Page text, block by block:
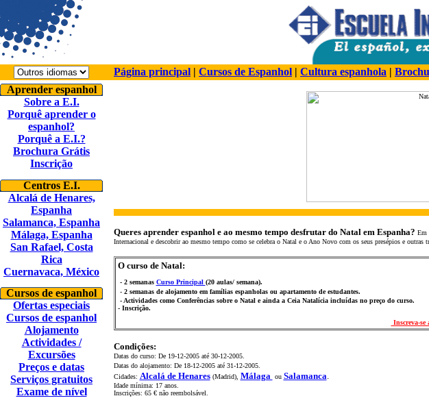
Página principal | Cursos de Espanhol | Cultura espanhola |
Aprender espanhol
Sobre a E.I.
Porquê aprender o
espanhol?
Porquê a E.I.?
Brochura Grátis
Inscrição
Centros E.I.
Alcalá de Henares,
Espanha
Salamanca, Espanha
Málaga, Espanha
San Rafael, Costa
Rica
Cuernavaca, México
Cursos de espanhol
Ofertas especiais
Cursos de espanhol
Alojamento
Actividades /
Excursões
Preços e datas
Serviços gratuitos
Exame de nível
Queres aprender espanhol e ao mesmo tempo desfrutar do Natal em Espanha? Em
Internacional e descobrir ao mesmo tempo como se celebra o Natal e o Ano Novo com os seus presépios e outras
O curso de Natal:
- 2 semanas Curso Principal (20 aulas/ semana).
- 2 semanas de alojamento em famílias espanholas ou apartamento de estudantes.
- Actividades como Conferências sobre o Natal e ainda a Ceia Natalícia incluídas no preço do curso.
- Inscrição.
Inscreva-se
Condições:
Datas do curso: De 19-12-2005 até 30-12-2005.
Datas do alojamento: De 18-12-2005 até 31-12-2005.
Cidades: Alcalá de Henares(Madrid), Málaga ou Salamanca.
Idade mínima: 17 anos.
Inscrições: 65 € não reembolsável.